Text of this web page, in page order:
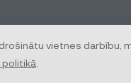
vietnes darbību,
politikā